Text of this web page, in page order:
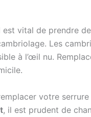
vital de prendre
Les
à l’œil nu.
votre serrure
, il est prudent de